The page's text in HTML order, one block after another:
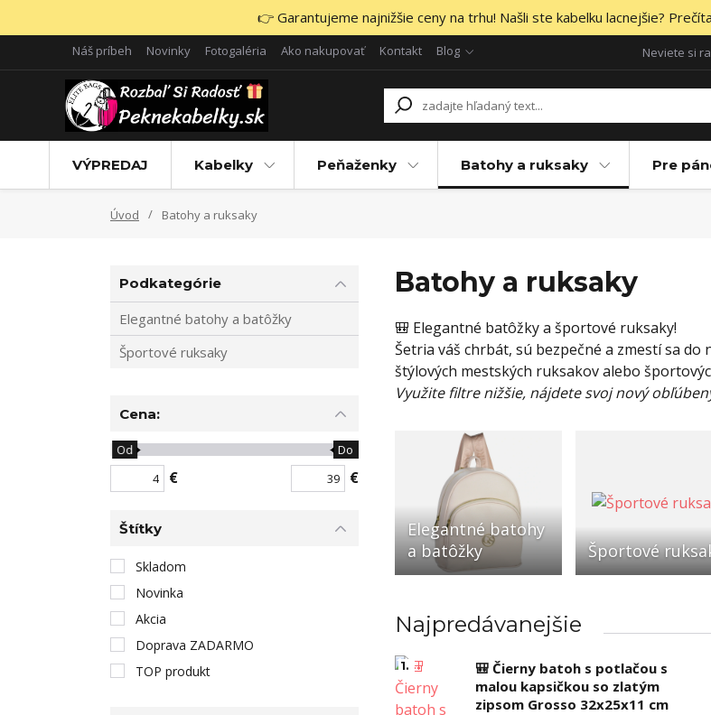
👉 Garantujeme najnižšie ceny na trhu! Našli ste kabelku lacnejšie?
Náš príbeh Novinky Fotogaléria Ako nakupovať Kontakt Blog Neviete si
VÝPREDAJ Kabelky Peňaženky Batohy a ruksaky Pre
Úvod Batohy a ruksaky
Batohy a ruksaky
🎒 Elegantné batôžky a športové ruksaky!
Šetria váš chrbát, sú bezpečné a zmestí sa
štýlových mestských ruksakov alebo
Využite filtre nižšie, nájdete svoj nový
Elegantné batohy
a batôžky
Športové
Najpredávanejšie
1.
🎒 Čierny batoh s potlačou s
malou kapsičkou so zlatým
zipsom Grosso 32x25x11 cm
Podkategórie
Elegantné batohy a batôžky
Športové ruksaky
Cena:
€
Od Do
€
Štítky
Skladom
Novinka
Akcia
Doprava ZADARMO
TOP produkt